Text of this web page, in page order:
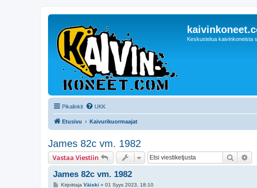
Keskustelua kaivinkoneista
Pikalinkit UKK
Etusivu Kaivurikuormaajat
James 82c vm. 1982
Vastaa Viestiin Etsi
James 82c vm. 1982
VKirjoittaja Väiski » 01 Syys 2023, 18:10